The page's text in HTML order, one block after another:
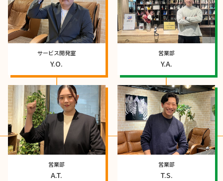
サービス開発室
Y.O.
営業部
Y.A.
営業部
A.T.
営業部
T.S.